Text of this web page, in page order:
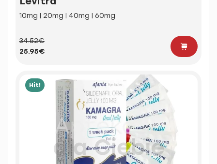
10mg | 20mg | 40mg | 60mg
34.52€
25.95€
Hit!